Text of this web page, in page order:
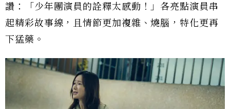
讚：「少年團演員的詮釋太感動！」各亮點演員串
起精彩故事線，且情節更加複雜、燒腦，特化更再
下猛藥。